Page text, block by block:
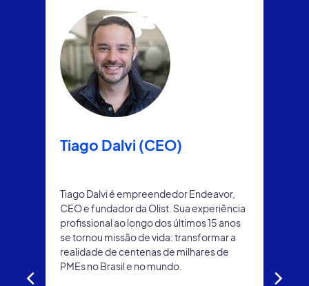
Tiago Dalvi (CEO)
Tiago Dalvi é empreendedor Endeavor,
CEO e fundador da Olist. Sua experiência
profissional ao longo dos últimos 15 anos
se tornou missão de vida: transformar a
realidade de centenas de milhares de
PMEs no Brasil e no mundo.